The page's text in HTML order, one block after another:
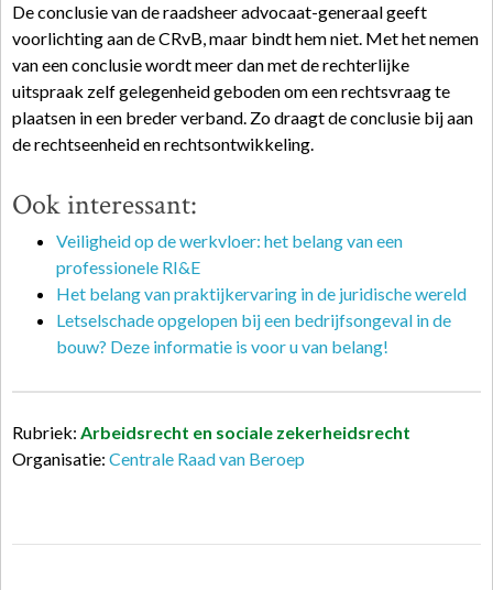
De conclusie van de raadsheer advocaat-generaal geeft
voorlichting aan de CRvB, maar bindt hem niet. Met het nemen
van een conclusie wordt meer dan met de rechterlijke
uitspraak zelf gelegenheid geboden om een rechtsvraag te
plaatsen in een breder verband. Zo draagt de conclusie bij aan
de rechtseenheid en rechtsontwikkeling.
Ook interessant:
Veiligheid op de werkvloer: het belang van een
professionele RI&E
Het belang van praktijkervaring in de juridische wereld
Letselschade opgelopen bij een bedrijfsongeval in de
bouw? Deze informatie is voor u van belang!
Rubriek: Arbeidsrecht en sociale zekerheidsrecht
Organisatie: Centrale Raad van Beroep